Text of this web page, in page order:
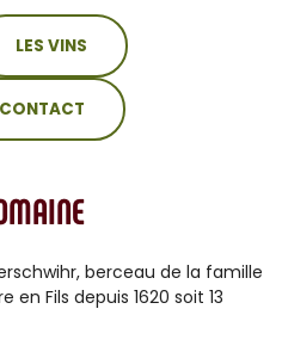
LES VINS
CONTACT
berceau de la famille
en Fils depuis 1620 soit 13